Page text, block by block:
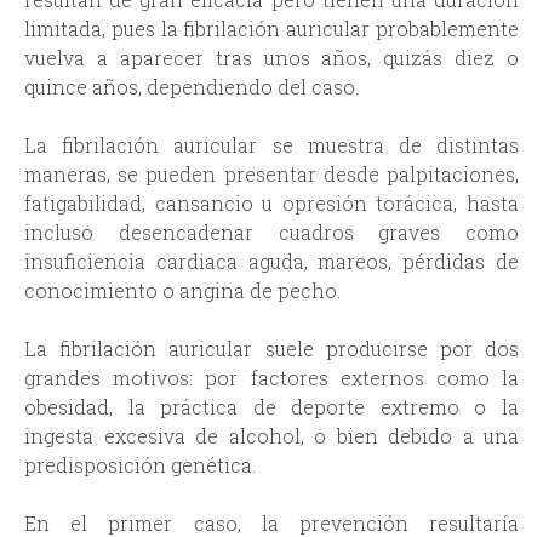
limitada, pues la fibrilación auricular probablemente
vuelva a aparecer tras unos años, quizás diez o
quince años, dependiendo del caso.
La fibrilación auricular se muestra de distintas
maneras, se pueden presentar desde palpitaciones,
fatigabilidad, cansancio u opresión torácica, hasta
incluso desencadenar cuadros graves como
insuficiencia cardiaca aguda, mareos, pérdidas de
conocimiento o angina de pecho.
La fibrilación auricular suele producirse por dos
grandes motivos: por factores externos como la
obesidad, la práctica de deporte extremo o la
ingesta excesiva de alcohol, o bien debido a una
predisposición genética.
En el primer caso, la prevención resultaría